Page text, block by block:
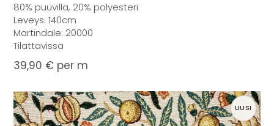
80% puuvilla, 20% polyesteri
Leveys: 140cm
Martindale: 20000
Tilattavissa
39,90 € per m
UUSI